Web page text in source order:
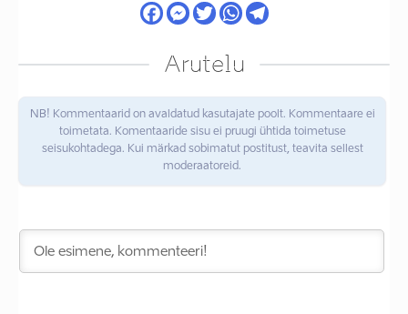
Arutelu
NB! Kommentaarid on avaldatud kasutajate poolt. Kommentaare ei
toimetata. Komentaaride sisu ei pruugi ühtida toimetuse
seisukohtadega. Kui märkad sobimatut postitust, teavita sellest
moderaatoreid.